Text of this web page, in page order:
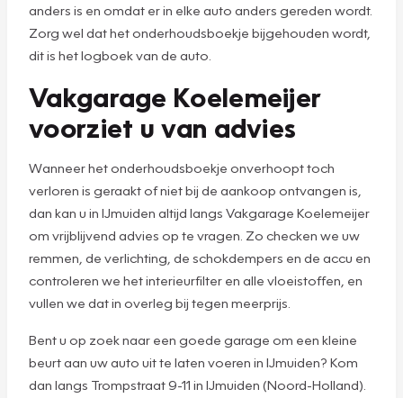
anders is en omdat er in elke auto anders gereden wordt.
Zorg wel dat het onderhoudsboekje bijgehouden wordt,
dit is het logboek van de auto.
Vakgarage Koelemeijer
voorziet u van advies
Wanneer het onderhoudsboekje onverhoopt toch
verloren is geraakt of niet bij de aankoop ontvangen is,
dan kan u in IJmuiden altijd langs Vakgarage Koelemeijer
om vrijblijvend advies op te vragen. Zo checken we uw
remmen, de verlichting, de schokdempers en de accu en
controleren we het interieurfilter en alle vloeistoffen, en
vullen we dat in overleg bij tegen meerprijs.
Bent u op zoek naar een goede garage om een kleine
beurt aan uw auto uit te laten voeren in IJmuiden? Kom
dan langs Trompstraat 9-11 in IJmuiden (Noord-Holland).